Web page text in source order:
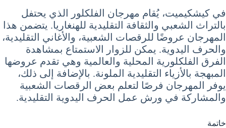
في كيشكيميت، يُقام مهرجان الفلكلور الذي يحتفل
بالتراث الشعبي والثقافة التقليدية للهنغاريا. يتضمن هذا
المهرجان عروضًا للرقصات الشعبية، والأغاني التقليدية،
والحرف اليدوية. يمكن للزوار الاستمتاع بمشاهدة
الفرق الفلكلورية المحلية والعالمية وهي تقدم عروضها
المبهجة بالأزياء التقليدية الملونة. بالإضافة إلى ذلك،
يوفر المهرجان فرصًا لتعلم بعض الرقصات الشعبية
والمشاركة في ورش عمل الحرف اليدوية التقليدية.
خاتمة